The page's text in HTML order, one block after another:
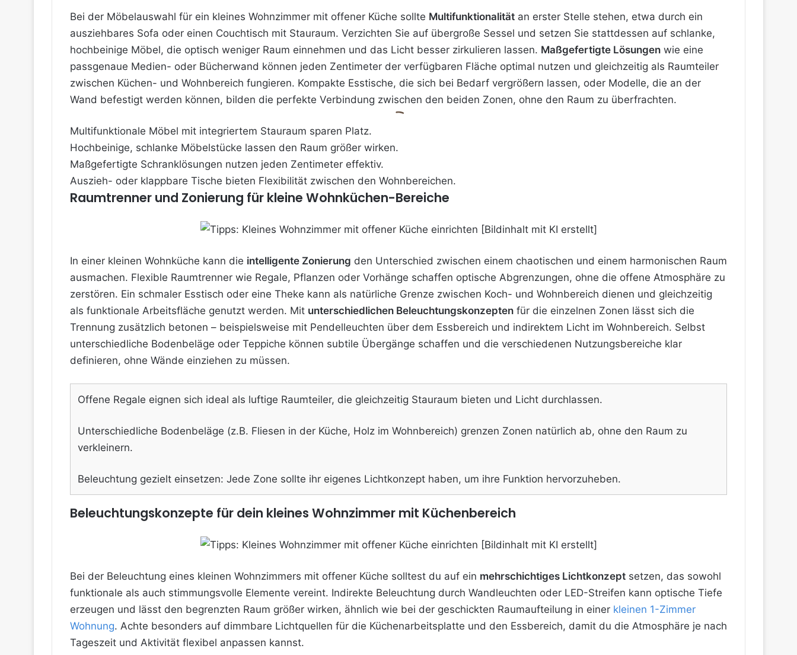
Bei der Möbelauswahl für ein kleines Wohnzimmer mit offener Küche sollte Multifunktionalität an erster Stelle stehen, etwa durch ein
ausziehbares Sofa oder einen Couchtisch mit Stauraum. Verzichten Sie auf übergroße Sessel und setzen Sie stattdessen auf schlanke,
hochbeinige Möbel, die optisch weniger Raum einnehmen und das Licht besser zirkulieren lassen. Maßgefertigte Lösungen wie eine
passgenaue Medien- oder Bücherwand können jeden Zentimeter der verfügbaren Fläche optimal nutzen und gleichzeitig als Raumteiler
zwischen Küchen- und Wohnbereich fungieren. Kompakte Esstische, die sich bei Bedarf vergrößern lassen, oder Modelle, die an der
Wand befestigt werden können, bilden die perfekte Verbindung zwischen den beiden Zonen, ohne den Raum zu überfrachten.
Multifunktionale Möbel mit integriertem Stauraum sparen Platz.
Hochbeinige, schlanke Möbelstücke lassen den Raum größer wirken.
Maßgefertigte Schranklösungen nutzen jeden Zentimeter effektiv.
Auszieh- oder klappbare Tische bieten Flexibilität zwischen den Wohnbereichen.
Raumtrenner und Zonierung für kleine Wohnküchen-Bereiche
In einer kleinen Wohnküche kann die intelligente Zonierung den Unterschied zwischen einem chaotischen und einem harmonischen Raum
ausmachen. Flexible Raumtrenner wie Regale, Pflanzen oder Vorhänge schaffen optische Abgrenzungen, ohne die offene Atmosphäre zu
zerstören. Ein schmaler Esstisch oder eine Theke kann als natürliche Grenze zwischen Koch- und Wohnbereich dienen und gleichzeitig
als funktionale Arbeitsfläche genutzt werden. Mit unterschiedlichen Beleuchtungskonzepten für die einzelnen Zonen lässt sich die
Trennung zusätzlich betonen – beispielsweise mit Pendelleuchten über dem Essbereich und indirektem Licht im Wohnbereich. Selbst
unterschiedliche Bodenbeläge oder Teppiche können subtile Übergänge schaffen und die verschiedenen Nutzungsbereiche klar
definieren, ohne Wände einziehen zu müssen.
Offene Regale eignen sich ideal als luftige Raumteiler, die gleichzeitig Stauraum bieten und Licht durchlassen.
Unterschiedliche Bodenbeläge (z.B. Fliesen in der Küche, Holz im Wohnbereich) grenzen Zonen natürlich ab, ohne den Raum zu
verkleinern.
Beleuchtung gezielt einsetzen: Jede Zone sollte ihr eigenes Lichtkonzept haben, um ihre Funktion hervorzuheben.
Beleuchtungskonzepte für dein kleines Wohnzimmer mit Küchenbereich
Bei der Beleuchtung eines kleinen Wohnzimmers mit offener Küche solltest du auf ein mehrschichtiges Lichtkonzept setzen, das sowohl
funktionale als auch stimmungsvolle Elemente vereint. Indirekte Beleuchtung durch Wandleuchten oder LED-Streifen kann optische Tiefe
erzeugen und lässt den begrenzten Raum größer wirken, ähnlich wie bei der geschickten Raumaufteilung in einer kleinen 1-Zimmer
Wohnung. Achte besonders auf dimmbare Lichtquellen für die Küchenarbeitsplatte und den Essbereich, damit du die Atmosphäre je nach
Tageszeit und Aktivität flexibel anpassen kannst.